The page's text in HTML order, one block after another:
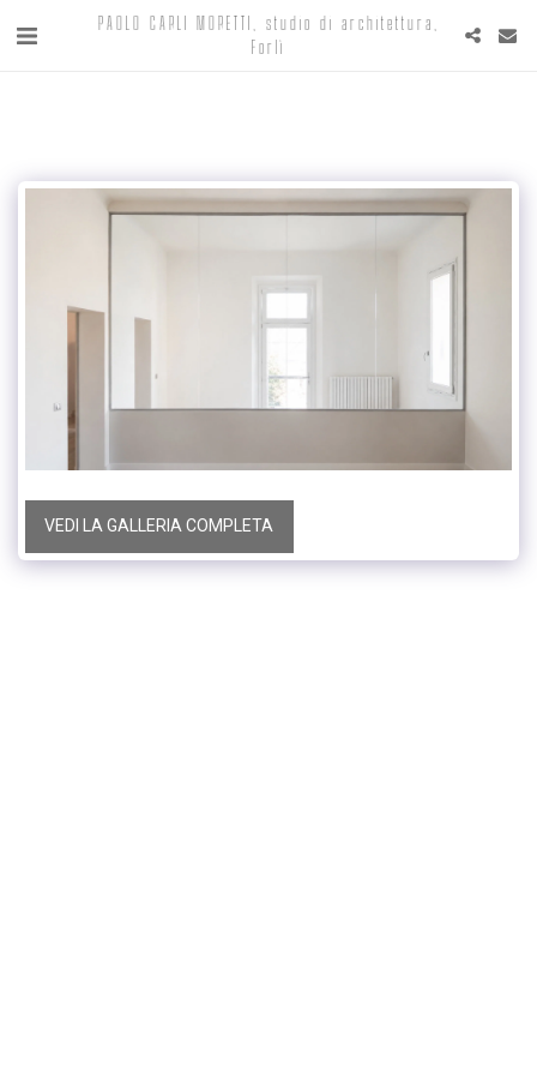
PAOLO CARLI MORETTI, studio di architettura,
Forlì
VEDI LA GALLERIA COMPLETA